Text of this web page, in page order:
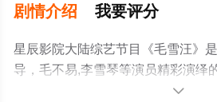
剧情介绍 我要评分
星辰影院大陆综艺节目《毛雪汪》
导，毛不易,李雪琴等演员精彩演绎
免费观看高清未删减完整版综艺全
